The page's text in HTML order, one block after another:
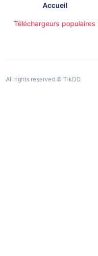
Accueil
Téléchargeurs populaires
All rights reserved © TikDD